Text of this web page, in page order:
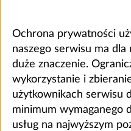
Ochrona prywatności
naszego serwisu ma dla
duże znaczenie.
wykorzystanie i
użytkownikach serwisu
minimum wymaganego
usług na najwyższym